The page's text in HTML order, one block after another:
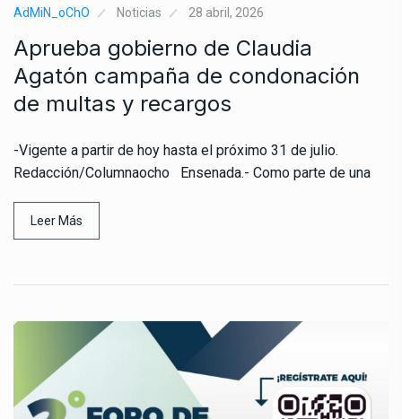
AdMiN_oChO Noticias 28 abril, 2026
Aprueba gobierno de Claudia
Agatón campaña de condonación
de multas y recargos
-Vigente a partir de hoy hasta el próximo 31 de julio.
Redacción/Columnaocho Ensenada.- Como parte de una
Leer Más